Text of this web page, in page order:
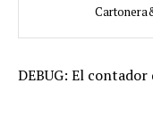
DEBUG: El contador